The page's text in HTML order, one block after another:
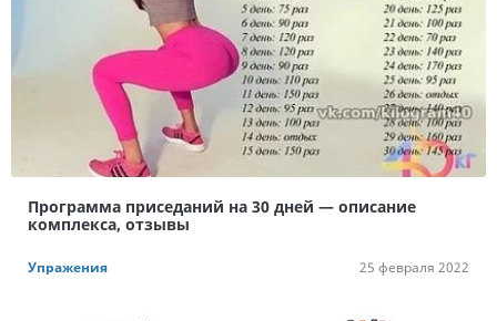
Программа приседаний на 30 дней — описание
комплекса, отзывы
Упражения 25 февраля 2022